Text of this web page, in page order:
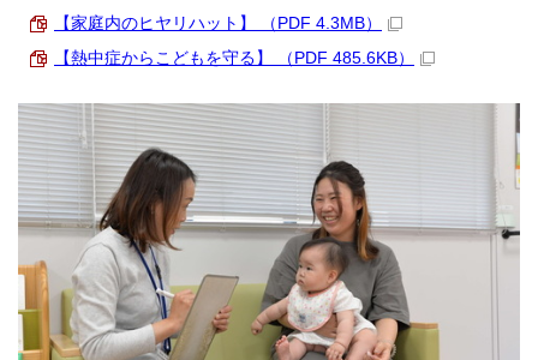
【家庭内のヒヤリハット】 （PDF 4.3MB）
【熱中症からこどもを守る】 （PDF 485.6KB）